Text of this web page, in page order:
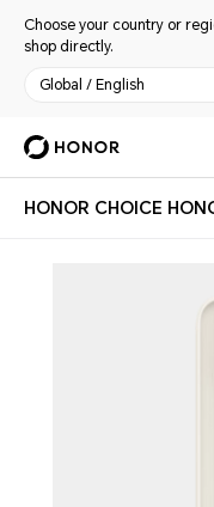
Choose your country or
shop directly.
Global / English